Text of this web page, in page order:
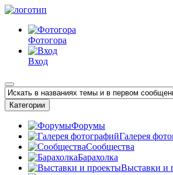
Фотогора
Вход
Категории
Форумы
Галерея
Сообщества
Барахолка
Выставки и